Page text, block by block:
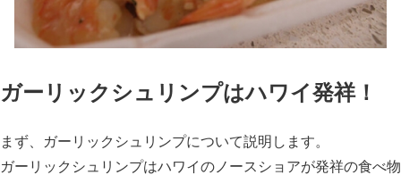
ガーリックシュリンプはハワイ発祥！
まず、ガーリックシュリンプについて説明します。
ガーリックシュリンプはハワイのノースショアが発祥の食べ物